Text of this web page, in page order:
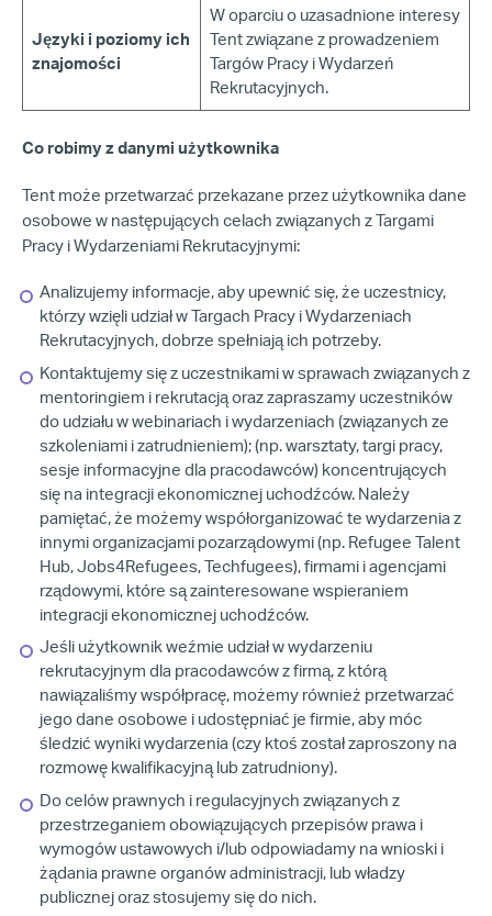
Języki i poziomy ich
znajomości
W oparciu o uzasadnione interesy
Tent związane z prowadzeniem
Targów Pracy i Wydarzeń
Rekrutacyjnych.
Co robimy z danymi użytkownika
Tent może przetwarzać przekazane przez użytkownika dane
osobowe w następujących celach związanych z Targami
Pracy i Wydarzeniami Rekrutacyjnymi:
Analizujemy informacje, aby upewnić się, że uczestnicy,
którzy wzięli udział w Targach Pracy i Wydarzeniach
Rekrutacyjnych, dobrze spełniają ich potrzeby.
Kontaktujemy się z uczestnikami w sprawach związanych z
mentoringiem i rekrutacją oraz zapraszamy uczestników
do udziału w webinariach i wydarzeniach (związanych ze
szkoleniami i zatrudnieniem); (np. warsztaty, targi pracy,
sesje informacyjne dla pracodawców) koncentrujących
się na integracji ekonomicznej uchodźców. Należy
pamiętać, że możemy współorganizować te wydarzenia z
innymi organizacjami pozarządowymi (np. Refugee Talent
Hub, Jobs4Refugees, Techfugees), firmami i agencjami
rządowymi, które są zainteresowane wspieraniem
integracji ekonomicznej uchodźców.
Jeśli użytkownik weźmie udział w wydarzeniu
rekrutacyjnym dla pracodawców z firmą, z którą
nawiązaliśmy współpracę, możemy również przetwarzać
jego dane osobowe i udostępniać je firmie, aby móc
śledzić wyniki wydarzenia (czy ktoś został zaproszony na
rozmowę kwalifikacyjną lub zatrudniony).
Do celów prawnych i regulacyjnych związanych z
przestrzeganiem obowiązujących przepisów prawa i
wymogów ustawowych i/lub odpowiadamy na wnioski i
żądania prawne organów administracji, lub władzy
publicznej oraz stosujemy się do nich.